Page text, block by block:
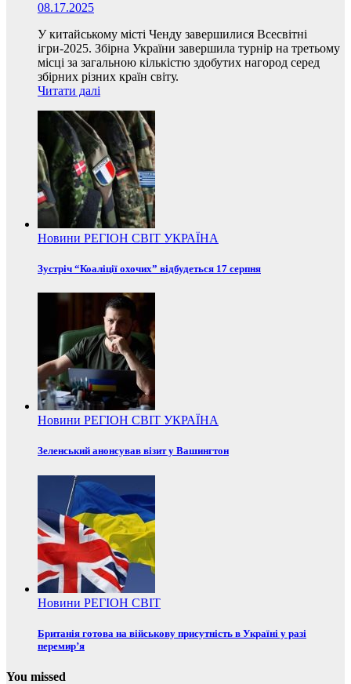
08.17.2025
У китайському місті Ченду завершилися Всесвітні
ігри-2025. Збірна України завершила турнір на третьому
місці за загальною кількістю здобутих нагород серед
збірних різних країн світу.
Читати далі
Новини РЕГІОН СВІТ УКРАЇНА
Зустріч “Коаліції охочих” відбудеться 17 серпня
Новини РЕГІОН СВІТ УКРАЇНА
Зеленський анонсував візит у Вашингтон
Новини РЕГІОН СВІТ
Британія готова на військову присутність в Україні у разі
перемир’я
You missed